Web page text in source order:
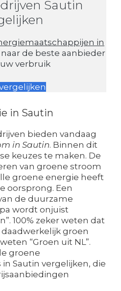
Sautin
in
de beste aanbieder
verbruik
in Sautin
bieden vandaag
in Sautin. Binnen dit
keuzes te maken. De
van groene stroom
groene energie heeft
oorsprong. Een
de duurzame
wordt onjuist
100% zeker weten dat
groen
“Groen uit NL”.
groene
Sautin vergelijken, die